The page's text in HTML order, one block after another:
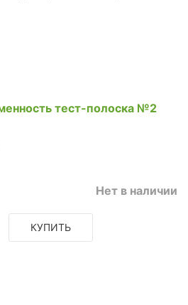
тест-полоска №2
Нет в наличии
КУПИТЬ